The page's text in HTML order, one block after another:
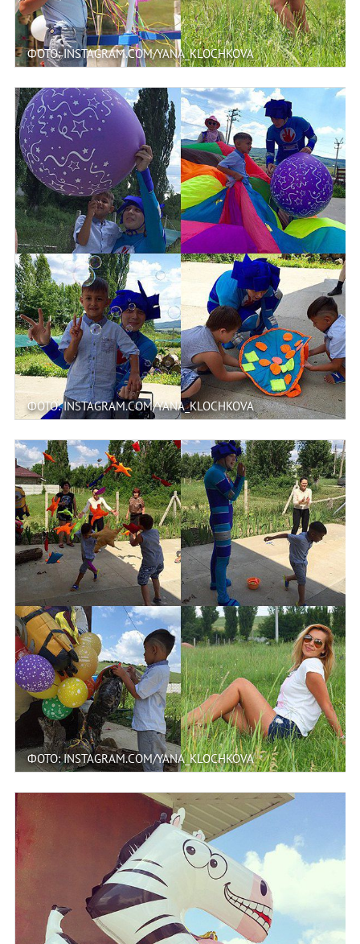
ФОТО: INSTAGRAM.COM/YANA_KLOCHKOVA
ФОТО: INSTAGRAM.COM/YANA_KLOCHKOVA
ФОТО: INSTAGRAM.COM/YANA_KLOCHKOVA